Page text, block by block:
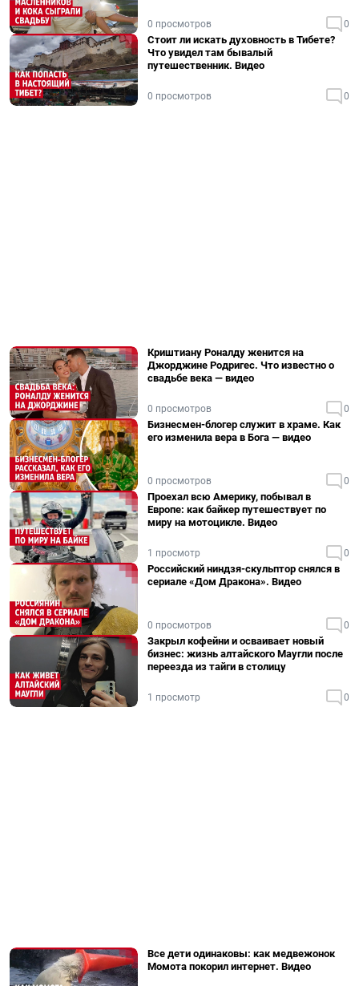
0 просмотров 0
Стоит ли искать духовность в Тибете?
Что увидел там бывалый
путешественник. Видео
0 просмотров 0
Криштиану Роналду женится на
Джорджине Родригес. Что известно о
свадьбе века — видео
0 просмотров 0
Бизнесмен-блогер служит в храме. Как
его изменила вера в Бога — видео
0 просмотров 0
Проехал всю Америку, побывал в
Европе: как байкер путешествует по
миру на мотоцикле. Видео
1 просмотр 0
Российский ниндзя-скульптор снялся в
сериале «Дом Дракона». Видео
0 просмотров 0
Закрыл кофейни и осваивает новый
бизнес: жизнь алтайского Маугли после
переезда из тайги в столицу
1 просмотр 0
Все дети одинаковы: как медвежонок
Момота покорил интернет. Видео